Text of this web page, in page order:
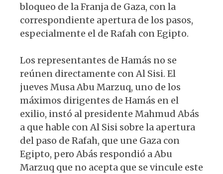
bloqueo de la Franja de Gaza, con la
correspondiente apertura de los pasos,
especialmente el de Rafah con Egipto.
Los representantes de Hamás no se
reúnen directamente con Al Sisi. El
jueves Musa Abu Marzuq, uno de los
máximos dirigentes de Hamás en el
exilio, instó al presidente Mahmud Abás
a que hable con Al Sisi sobre la apertura
del paso de Rafah, que une Gaza con
Egipto, pero Abás respondió a Abu
Marzuq que no acepta que se vincule este